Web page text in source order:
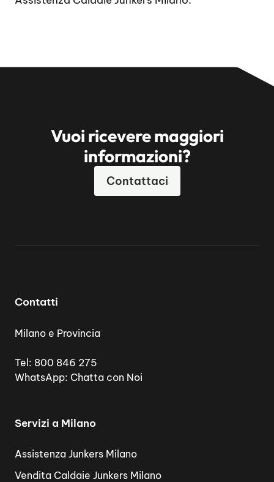
Vuoi ricevere maggiori
informazioni?
Contattaci
Contatti
Milano e Provincia
Tel: 800 846 275
WhatsApp: Chatta con Noi
Servizi a Milano
Assistenza Junkers Milano
Vendita Caldaie Junkers Milano